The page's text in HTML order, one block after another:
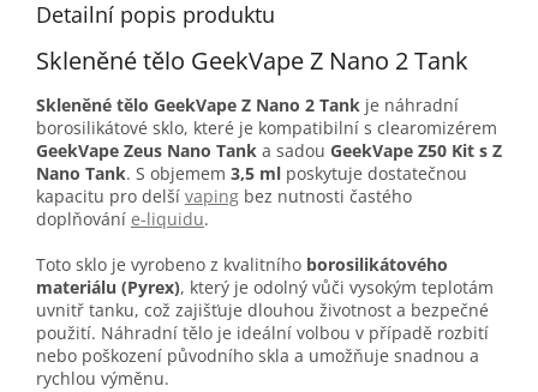
Detailní popis produktu
Skleněné tělo GeekVape Z Nano 2 Tank
Skleněné tělo GeekVape Z Nano 2 Tank je náhradní
borosilikátové sklo, které je kompatibilní s clearomizérem
GeekVape Zeus Nano Tank a sadou GeekVape Z50 Kit s Z
Nano Tank. S objemem 3,5 ml poskytuje dostatečnou
kapacitu pro delší vaping bez nutnosti častého
doplňování e-liquidu.
Toto sklo je vyrobeno z kvalitního borosilikátového
materiálu (Pyrex), který je odolný vůči vysokým teplotám
uvnitř tanku, což zajišťuje dlouhou životnost a bezpečné
použití. Náhradní tělo je ideální volbou v případě rozbití
nebo poškození původního skla a umožňuje snadnou a
rychlou výměnu.